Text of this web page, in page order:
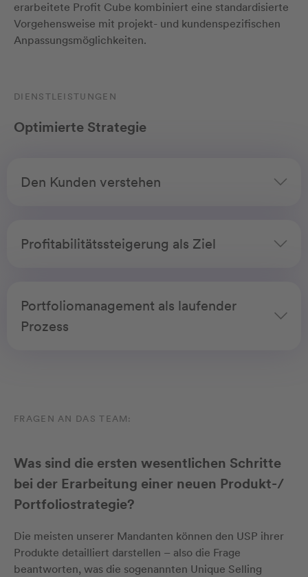
erarbeitete Profit Cube kombiniert eine standardisierte
Vorgehensweise mit projekt- und kundenspezifischen
Anpassungsmöglichkeiten.
DIENSTLEISTUNGEN
Optimierte Strategie
Den Kunden verstehen
Profitabilitätssteigerung als Ziel
Portfoliomanagement als laufender
Prozess
FRAGEN AN DAS TEAM:
Was sind die ersten wesentlichen Schritte
bei der Erarbeitung einer neuen Produkt-/
Portfoliostrategie?
Die meisten unserer Mandanten können den USP ihrer
Produkte detailliert darstellen – also die Frage
beantworten, was die sogenannten Unique Selling